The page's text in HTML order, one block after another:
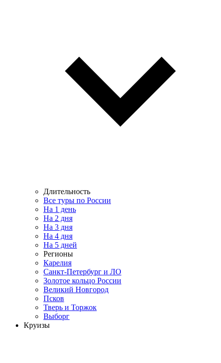
Длительность
Все туры по России
На 1 день
На 2 дня
На 3 дня
На 4 дня
На 5 дней
Регионы
Карелия
Санкт-Петербург и ЛО
Золотое кольцо России
Великий Новгород
Псков
Тверь и Торжок
Выборг
Круизы